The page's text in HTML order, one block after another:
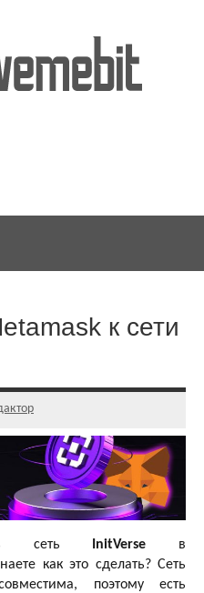
к сети
сеть InitVerse в
как это сделать? Сеть
поэтому есть